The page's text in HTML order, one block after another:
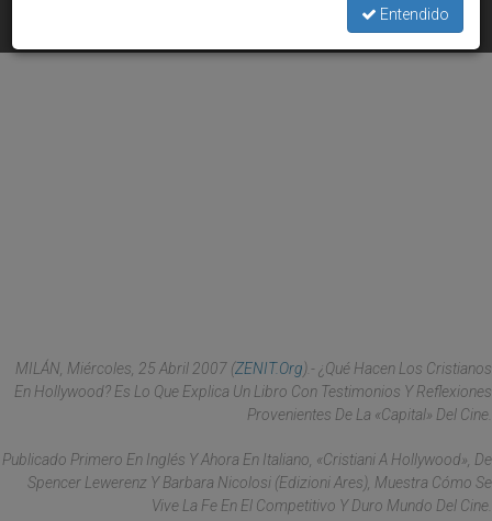
MILÁN, Miércoles, 25 Abril 2007 (ZENIT.org).- ¿Qué Hacen Los Cristianos
En Hollywood? Es Lo Que Explica Un Libro Con Testimonios Y Reflexiones
Provenientes De La «capital» Del Cine.
Publicado Primero En Inglés Y Ahora En Italiano, «Cristiani A Hollywood», De
Spencer Lewerenz Y Barbara Nicolosi (Edizioni Ares), Muestra Cómo Se
Vive La Fe En El Competitivo Y Duro Mundo Del Cine.
Entendido